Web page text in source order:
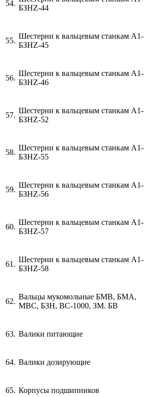
54.
БЗНZ-44
55.
Шестерни к вальцевым станкам А1-
БЗНZ-45
56.
Шестерни к вальцевым станкам А1-
БЗНZ-46
57.
Шестерни к вальцевым станкам А1-
БЗНZ-52
58.
Шестерни к вальцевым станкам А1-
БЗНZ-55
59.
Шестерни к вальцевым станкам А1-
БЗНZ-56
60.
Шестерни к вальцевым станкам А1-
БЗНZ-57
61.
Шестерни к вальцевым станкам А1-
БЗНZ-58
62.
Вальцы мукомольные БМВ, БМА,
МВС, БЗН, ВС-1000, ЗМ. БВ
63. Валики питающие
64. Валики дозирующие
65. Корпусы подшипников